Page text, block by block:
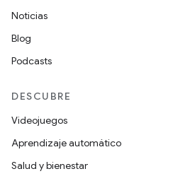
Noticias
Blog
Podcasts
DESCUBRE
Videojuegos
Aprendizaje automático
Salud y bienestar